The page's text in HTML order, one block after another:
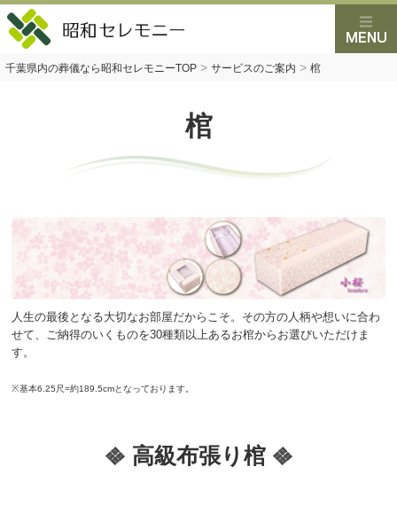
千葉県内の葬儀なら昭和セレモニーTOP > サービスのご案内 > 棺
棺
人生の最後となる大切なお部屋だからこそ。その方の人柄や想いに合わ
せて、ご納得のいくものを30種類以上あるお棺からお選びいただけま
す。
※基本6.25尺=約189.5cmとなっております。
高級布張り棺